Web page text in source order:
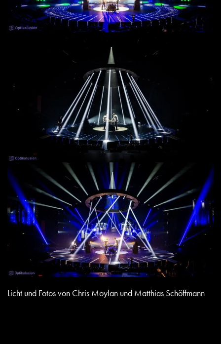
Licht und Fotos von Chris Moylan und Matthias Schöffmann